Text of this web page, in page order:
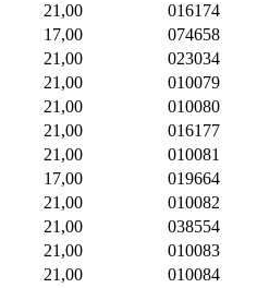
21,00
016174
17,00
074658
21,00
023034
21,00
010079
21,00
010080
21,00
016177
21,00
010081
17,00
019664
21,00
010082
21,00
038554
21,00
010083
21,00
010084